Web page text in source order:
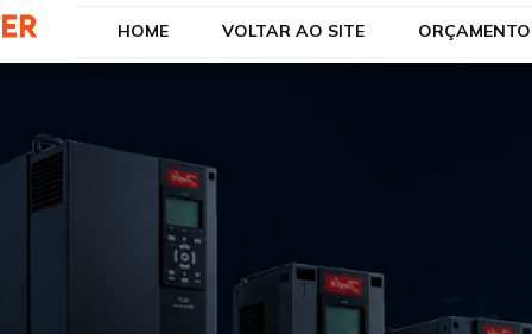
HOME VOLTAR AO SITE ORÇAMENTO